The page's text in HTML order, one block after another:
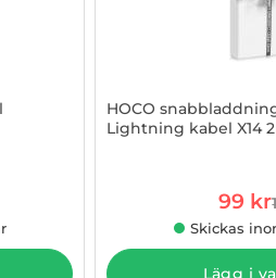
HOCO
Lightning kabel X14
rea
99 kr
Skickas
Lägg i